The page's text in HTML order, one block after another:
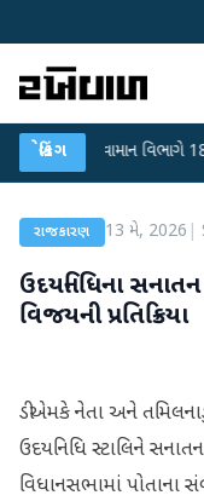
બ્રેકિંગ
હવામાન વિભાગે 18 રાજ્યો
રાજકારણ 13 મે, 2026
ઉદયનિધિના
વિજયની પ્રતિક્રિયા
ડીએમકે નેતા અને
ઉદયનિધિ સ્ટાલિને
વિધાનસભામાં પોતાના